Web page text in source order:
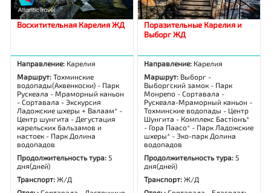
Восхитительная Карелия ЖД
Направление: Карелия
Маршрут:Тохминские
водопады(Ахвенкоски) - Парк
Рускеала - Мраморный каньон
- Сортавала - Экскурсия
Ладожские шхеры + Валаам* -
Центр шунгита - Дегустация
карельских бальзамов и
настоек - Парк Долина
водопадов
Продолжительность тура: 5
дня(дней)
Транспорт:Ж/Д
Поразительные Карелия и
Выборг ЖД
Направление: Карелия
Маршрут: Выборг -
Выборгский замок - Парк
Монрепо - Сортавала -
Рускеала-Мраморный каньон -
Тохминские водопады - Центр
Шунгита - Комплекс Бастiонъ*
- Гора Паасо* - Парк Ладожские
шхеры* - Эко-парк Долина
водопадов
Продолжительность тура: 5
дня(дней)
Транспорт:Ж/Д